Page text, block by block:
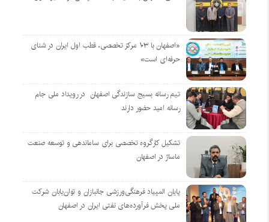
«اصفهان با ۱۰۳ مرکز تخصصی، قطب اول ایران در شنای
حرفه‌ای است»
تیم رسانه بسیج سازندگی اصفهان در رویداد ملی جام
رسانه امید حضور دارند
تشکیل کارگروه تخصصی برای ساماندهی و توسعه صنعت
ماساژ در اصفهان
پایان المپیاد فرهنگی‌ورزشی جانبازان و توان‌یابان شرکت
ملی پخش فرآورده‌های نفتی ایران در اصفهان